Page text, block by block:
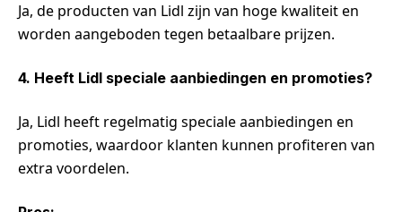
Ja, de producten van Lidl zijn van hoge kwaliteit en
worden aangeboden tegen betaalbare prijzen.
4. Heeft Lidl speciale aanbiedingen en promoties?
Ja, Lidl heeft regelmatig speciale aanbiedingen en
promoties, waardoor klanten kunnen profiteren van
extra voordelen.